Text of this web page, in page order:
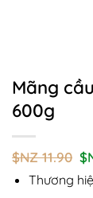
Mãng
600g
$NZ11.90
gốc
là:
Thương